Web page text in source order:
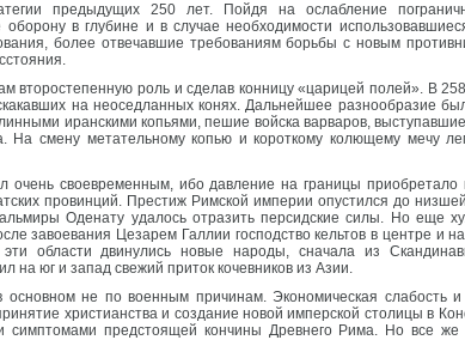
предыдущих 250 лет. Пойдя на ослабление
в глубине и в случае необходимости
более отвечавшие требованиям борьбы с новым
роль и сделав конницу «царицей полей». В
на неоседланных конях. Дальнейшее разнообразие
иранскими копьями, пешие войска варваров,
На смену метательному копью и короткому колющему мечу
очень своевременным, ибо давление на границы
провинций. Престиж Римской империи опустился до
Оденату удалось отразить персидские силы. Но еще
завоевания Цезарем Галлии господство кельтов в центре и
области двинулись новые народы, сначала из
на юг и запад свежий приток кочевников из Азии.
не по военным причинам. Экономическая слабость и
христианства и создание новой имперской столицы в
симптомами предстоящей кончины Древнего Рима. Но все